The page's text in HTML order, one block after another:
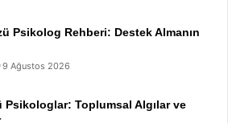
Psikolog Rehberi: Destek Almanın
9 Ağustos 2026
Psikologlar: Toplumsal Algılar ve